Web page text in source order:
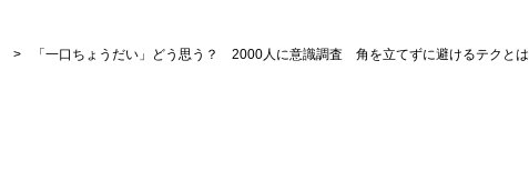
「一口ちょうだい」どう思う？ 2000人に意識調査 角を立てずに避けるテクとは